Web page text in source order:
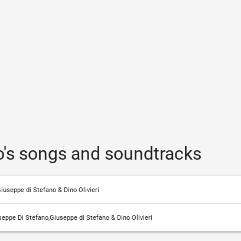
songs and soundtracks
di Stefano & Dino Olivieri
Di Stefano,Giuseppe di Stefano & Dino Olivieri